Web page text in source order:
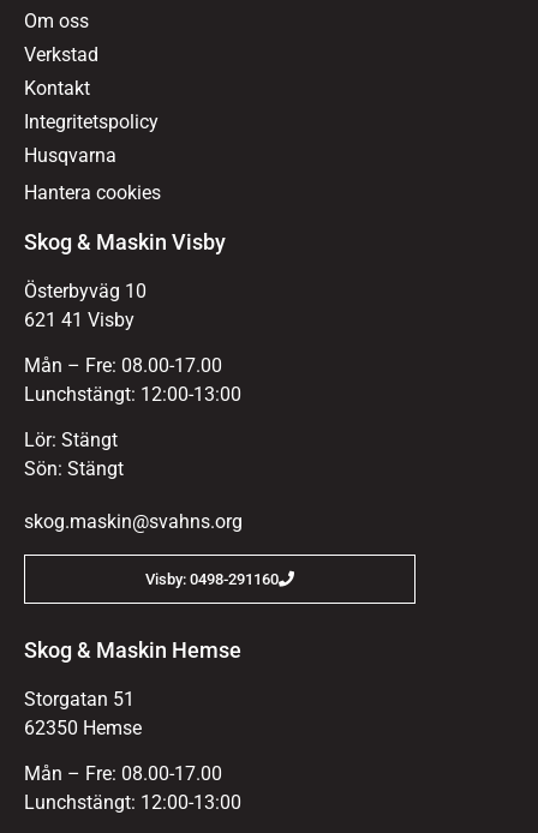
Om oss
Verkstad
Kontakt
Integritetspolicy
Husqvarna
Hantera cookies
Skog & Maskin Visby
Österbyväg 10
621 41 Visby
Mån – Fre: 08.00-17.00
Lunchstängt: 12:00-13:00
Lör: Stängt
Sön: Stängt
skog.maskin@svahns.org
Visby: 0498-291160
Skog & Maskin Hemse
Storgatan 51
62350 Hemse
Mån – Fre: 08.00-17.00
Lunchstängt: 12:00-13:00